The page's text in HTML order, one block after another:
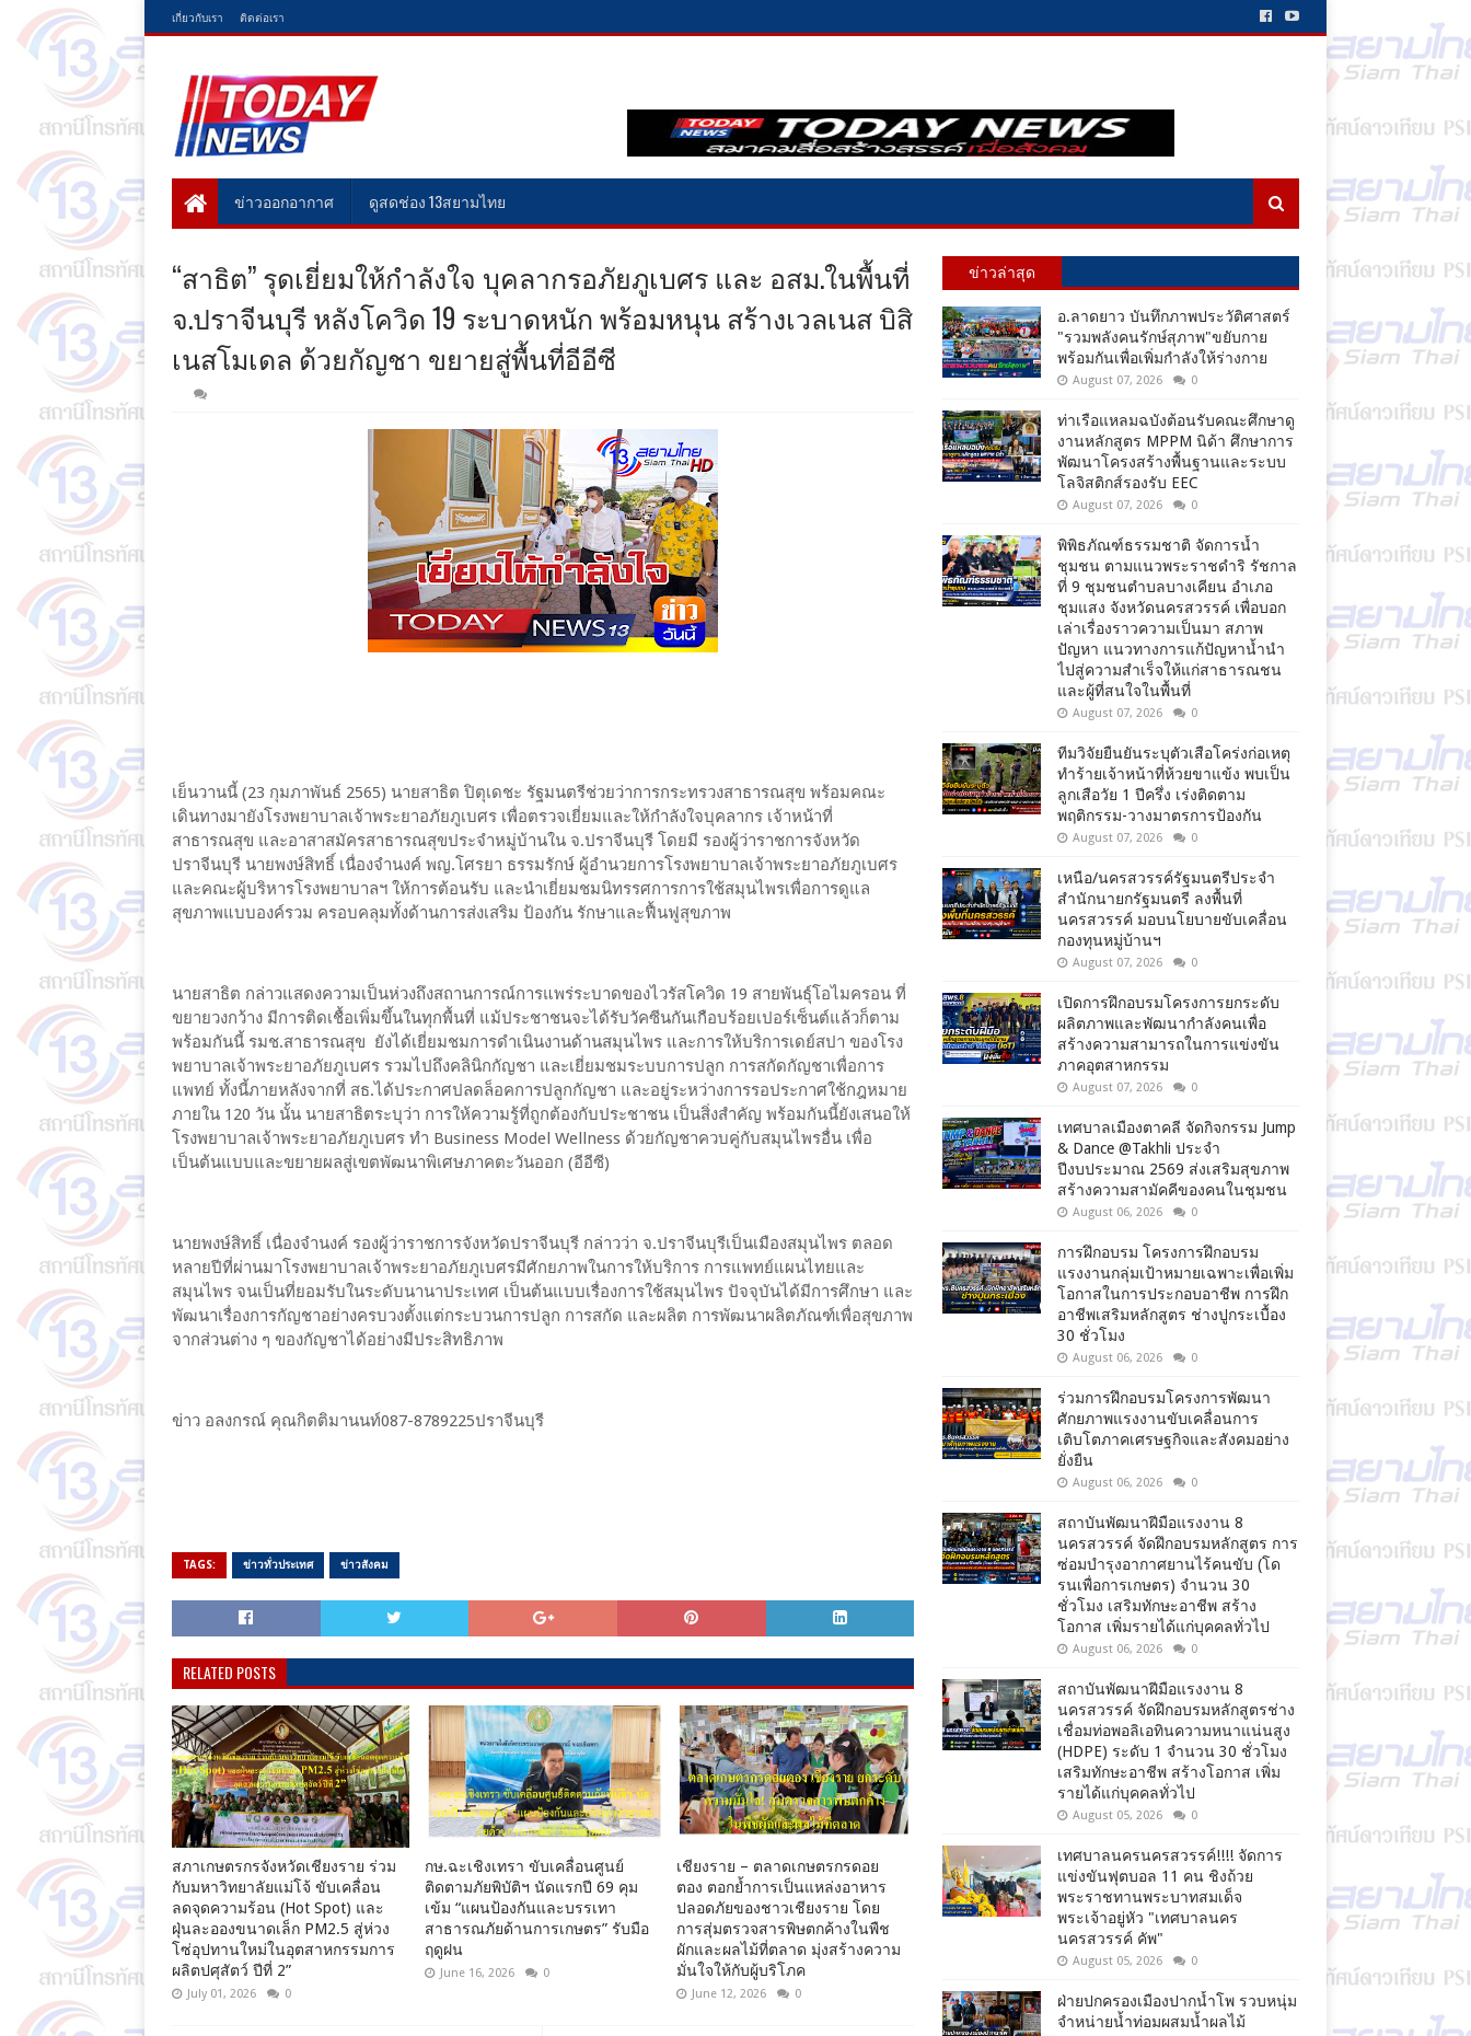
เกี่ยวกับเรา ติดต่อเรา
ข่าวออกอากาศ ดูสดช่อง 13สยามไทย
“สาธิต” รุดเยี่ยมให้กำลังใจ บุคลากรอภัยภูเบศร และ อสม.ในพื้นที่
จ.ปราจีนบุรี หลังโควิด 19 ระบาดหนัก พร้อมหนุน สร้างเวลเนส บิสิ
เนสโมเดล ด้วยกัญชา ขยายสู่พื้นที่อีอีซี
เย็นวานนี้ (23 กุมภาพันธ์ 2565) นายสาธิต ปิตุเดชะ รัฐมนตรีช่วยว่าการกระทรวงสาธารณสุข พร้อมคณะ
เดินทางมายังโรงพยาบาลเจ้าพระยาอภัยภูเบศร เพื่อตรวจเยี่ยมและให้กำลังใจบุคลากร เจ้าหน้าที่
สาธารณสุข และอาสาสมัครสาธารณสุขประจำหมู่บ้านใน จ.ปราจีนบุรี โดยมี รองผู้ว่าราชการจังหวัด
ปราจีนบุรี นายพงษ์สิทธิ์ เนื่องจำนงค์ พญ.โศรยา ธรรมรักษ์ ผู้อำนวยการโรงพยาบาลเจ้าพระยาอภัยภูเบศร
และคณะผู้บริหารโรงพยาบาลฯ ให้การต้อนรับ และนำเยี่ยมชมนิทรรศการการใช้สมุนไพรเพื่อการดูแล
สุขภาพแบบองค์รวม ครอบคลุมทั้งด้านการส่งเสริม ป้องกัน รักษาและฟื้นฟูสุขภาพ
นายสาธิต กล่าวแสดงความเป็นห่วงถึงสถานการณ์การแพร่ระบาดของไวรัสโควิด 19 สายพันธุ์โอไมครอน ที่
ขยายวงกว้าง มีการติดเชื้อเพิ่มขึ้นในทุกพื้นที่ แม้ประชาชนจะได้รับวัคซีนกันเกือบร้อยเปอร์เซ็นต์แล้วก็ตาม
พร้อมกันนี้ รมช.สาธารณสุข ยังได้เยี่ยมชมการดำเนินงานด้านสมุนไพร และการให้บริการเดย์สปา ของโรง
พยาบาลเจ้าพระยาอภัยภูเบศร รวมไปถึงคลินิกกัญชา และเยี่ยมชมระบบการปลูก การสกัดกัญชาเพื่อการ
แพทย์ ทั้งนี้ภายหลังจากที่ สธ.ได้ประกาศปลดล็อคการปลูกกัญชา และอยู่ระหว่างการรอประกาศใช้กฎหมาย
ภายใน 120 วัน นั้น นายสาธิตระบุว่า การให้ความรู้ที่ถูกต้องกับประชาชน เป็นสิ่งสำคัญ พร้อมกันนี้ยังเสนอให้
โรงพยาบาลเจ้าพระยาอภัยภูเบศร ทำ Business Model Wellness ด้วยกัญชาควบคู่กับสมุนไพรอื่น เพื่อ
เป็นต้นแบบและขยายผลสู่เขตพัฒนาพิเศษภาคตะวันออก (อีอีซี)
นายพงษ์สิทธิ์ เนื่องจำนงค์ รองผู้ว่าราชการจังหวัดปราจีนบุรี กล่าวว่า จ.ปราจีนบุรีเป็นเมืองสมุนไพร ตลอด
หลายปีที่ผ่านมาโรงพยาบาลเจ้าพระยาอภัยภูเบศรมีศักยภาพในการให้บริการ การแพทย์แผนไทยและ
สมุนไพร จนเป็นที่ยอมรับในระดับนานาประเทศ เป็นต้นแบบเรื่องการใช้สมุนไพร ปัจจุบันได้มีการศึกษา และ
พัฒนาเรื่องการกัญชาอย่างครบวงตั้งแต่กระบวนการปลูก การสกัด และผลิต การพัฒนาผลิตภัณฑ์เพื่อสุขภาพ
จากส่วนต่าง ๆ ของกัญชาได้อย่างมีประสิทธิภาพ
ข่าว อลงกรณ์ คุณกิตติมานนท์087-8789225ปราจีนบุรี
TAGS: ข่าวทั่วประเทศ ข่าวสังคม
RELATED POSTS
สภาเกษตรกรจังหวัดเชียงราย ร่วม
กับมหาวิทยาลัยแม่โจ้ ขับเคลื่อน
ลดจุดความร้อน (Hot Spot) และ
ฝุ่นละอองขนาดเล็ก PM2.5 สู่ห่วง
โซ่อุปทานใหม่ในอุตสาหกรรมการ
ผลิตปศุสัตว์ ปีที่ 2”
July 01, 2026 0
กษ.ฉะเชิงเทรา ขับเคลื่อนศูนย์
ติดตามภัยพิบัติฯ นัดแรกปี 69 คุม
เข้ม “แผนป้องกันและบรรเทา
สาธารณภัยด้านการเกษตร” รับมือ
ฤดูฝน
June 16, 2026 0
เชียงราย – ตลาดเกษตรกรดอย
ตอง ตอกย้ำการเป็นแหล่งอาหาร
ปลอดภัยของชาวเชียงราย โดย
การสุ่มตรวจสารพิษตกค้างในพืช
ผักและผลไม้ที่ตลาด มุ่งสร้างความ
มั่นใจให้กับผู้บริโภค
June 12, 2026 0
ข่าวล่าสุด
อ.ลาดยาว บันทึกภาพประวัติศาสตร์
"รวมพลังคนรักษ์สุภาพ"ขยับกาย
พร้อมกันเพื่อเพิ่มกำลังให้ร่างกาย
August 07, 2026 0
ท่าเรือแหลมฉบังต้อนรับคณะศึกษาดู
งานหลักสูตร MPPM นิด้า ศึกษาการ
พัฒนาโครงสร้างพื้นฐานและระบบ
โลจิสติกส์รองรับ EEC
August 07, 2026 0
พิพิธภัณฑ์ธรรมชาติ จัดการน้ำ
ชุมชน ตามแนวพระราชดำริ รัชกาล
ที่ 9 ชุมชนตำบลบางเคียน อำเภอ
ชุมแสง จังหวัดนครสวรรค์ เพื่อบอก
เล่าเรื่องราวความเป็นมา สภาพ
ปัญหา แนวทางการแก้ปัญหาน้ำนำ
ไปสู่ความสำเร็จให้แก่สาธารณชน
และผู้ที่สนใจในพื้นที่
August 07, 2026 0
ทีมวิจัยยืนยันระบุตัวเสือโคร่งก่อเหตุ
ทำร้ายเจ้าหน้าที่ห้วยขาแข้ง พบเป็น
ลูกเสือวัย 1 ปีครึ่ง เร่งติดตาม
พฤติกรรม-วางมาตรการป้องกัน
August 07, 2026 0
เหนือ/นครสวรรค์รัฐมนตรีประจำ
สำนักนายกรัฐมนตรี ลงพื้นที่
นครสวรรค์ มอบนโยบายขับเคลื่อน
กองทุนหมู่บ้านฯ
August 07, 2026 0
เปิดการฝึกอบรมโครงการยกระดับ
ผลิตภาพและพัฒนากำลังคนเพื่อ
สร้างความสามารถในการแข่งขัน
ภาคอุตสาหกรรม
August 07, 2026 0
เทศบาลเมืองตาคลี จัดกิจกรรม Jump
& Dance @Takhli ประจำ
ปีงบประมาณ 2569 ส่งเสริมสุขภาพ
สร้างความสามัคคีของคนในชุมชน
August 06, 2026 0
การฝึกอบรม โครงการฝึกอบรม
แรงงานกลุ่มเป้าหมายเฉพาะเพื่อเพิ่ม
โอกาสในการประกอบอาชีพ การฝึก
อาชีพเสริมหลักสูตร ช่างปูกระเบื้อง
30 ชั่วโมง
August 06, 2026 0
ร่วมการฝึกอบรมโครงการพัฒนา
ศักยภาพแรงงานขับเคลื่อนการ
เติบโตภาคเศรษฐกิจและสังคมอย่าง
ยั่งยืน
August 06, 2026 0
สถาบันพัฒนาฝีมือแรงงาน 8
นครสวรรค์ จัดฝึกอบรมหลักสูตร การ
ซ่อมบำรุงอากาศยานไร้คนขับ (โด
รนเพื่อการเกษตร) จำนวน 30
ชั่วโมง เสริมทักษะอาชีพ สร้าง
โอกาส เพิ่มรายได้แก่บุคคลทั่วไป
August 06, 2026 0
สถาบันพัฒนาฝีมือแรงงาน 8
นครสวรรค์ จัดฝึกอบรมหลักสูตรช่าง
เชื่อมท่อพอลิเอทินความหนาแน่นสูง
(HDPE) ระดับ 1 จำนวน 30 ชั่วโมง
เสริมทักษะอาชีพ สร้างโอกาส เพิ่ม
รายได้แก่บุคคลทั่วไป
August 05, 2026 0
เทศบาลนครนครสวรรค์!!!! จัดการ
แข่งขันฟุตบอล 11 คน ชิงถ้วย
พระราชทานพระบาทสมเด็จ
พระเจ้าอยู่หัว "เทศบาลนคร
นครสวรรค์ คัพ"
August 05, 2026 0
ฝ่ายปกครองเมืองปากน้ำโพ รวบหนุ่ม
จำหน่ายน้ำท่อมผสมน้ำผลไม้